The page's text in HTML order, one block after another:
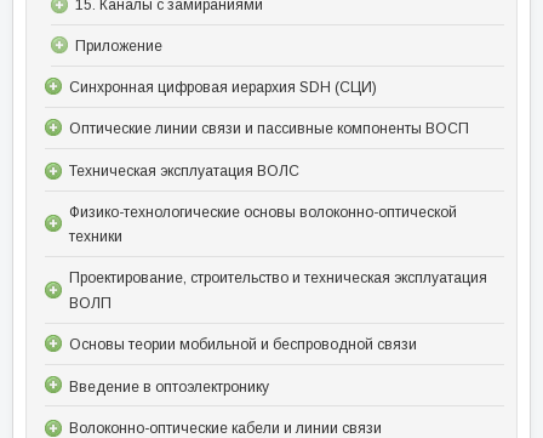
15. Каналы с замираниями
Приложение
Синхронная цифровая иерархия SDH (СЦИ)
Оптические линии связи и пассивные компоненты ВОСП
Техническая эксплуатация ВОЛС
Физико-технологические основы волоконно-оптической
техники
Проектирование, строительство и техническая эксплуатация
ВОЛП
Основы теории мобильной и беспроводной связи
Введение в оптоэлектронику
Волоконно-оптические кабели и линии связи